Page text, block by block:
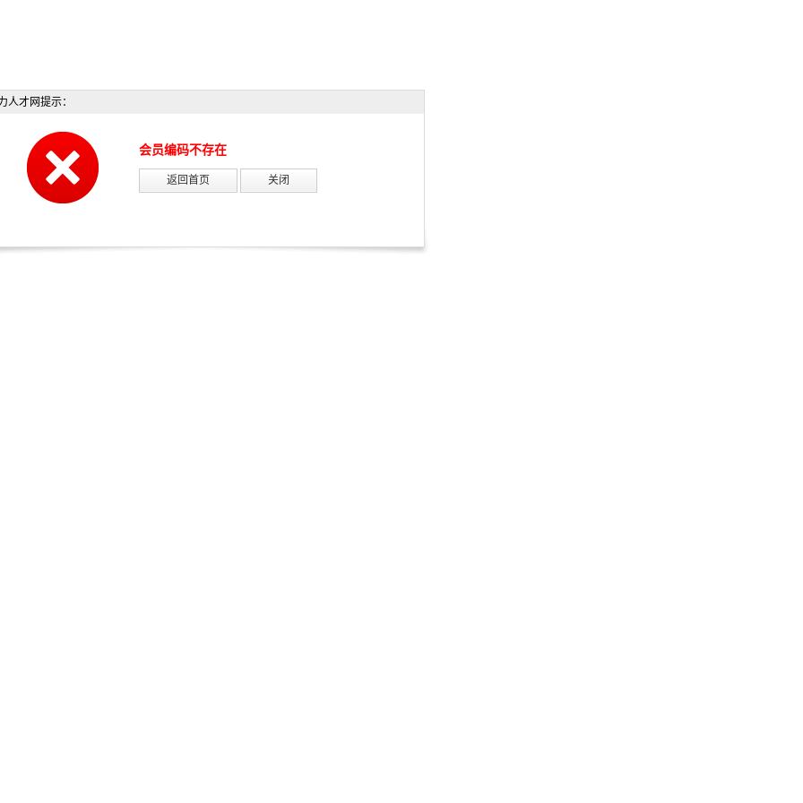
人才网提示：
会员编码不存在
返回首页 关闭